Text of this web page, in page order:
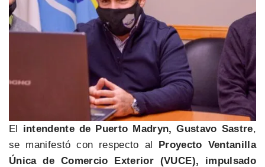
El intendente de Puerto Madryn, Gustavo Sastre,
se manifestó con respecto al Proyecto Ventanilla
Única de Comercio Exterior (VUCE), impulsado